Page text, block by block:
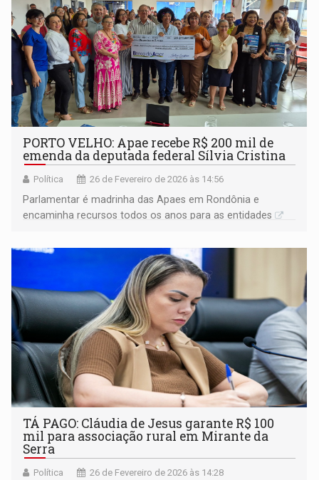
PORTO VELHO: Apae recebe R$ 200 mil de
emenda da deputada federal Sílvia Cristina
Política 26 de Fevereiro de 2026 às 14:56
Parlamentar é madrinha das Apaes em Rondônia e
encaminha recursos todos os anos para as entidades
TÁ PAGO: Cláudia de Jesus garante R$ 100
mil para associação rural em Mirante da
Serra
Política 26 de Fevereiro de 2026 às 14:28